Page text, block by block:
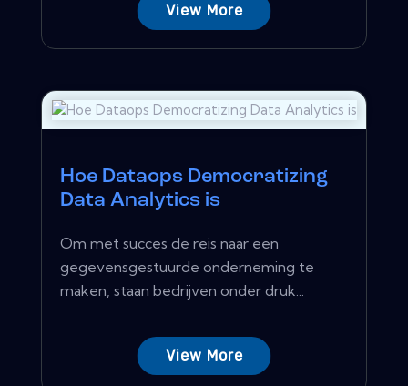
View More
Hoe Dataops Democratizing
Data Analytics is
Om met succes de reis naar een
gegevensgestuurde onderneming te
maken, staan ​​bedrijven onder druk...
View More